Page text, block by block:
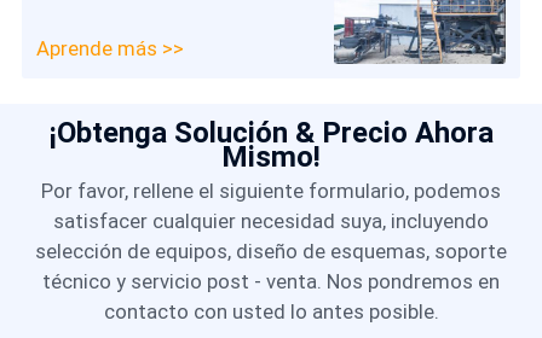
Aprende más >>
¡Obtenga Solución & Precio Ahora
Mismo!
Por favor, rellene el siguiente formulario, podemos
satisfacer cualquier necesidad suya, incluyendo
selección de equipos, diseño de esquemas, soporte
técnico y servicio post - venta. Nos pondremos en
contacto con usted lo antes posible.